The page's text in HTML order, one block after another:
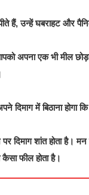
हैं, उन्‍हें घबराहट और
अपना एक भी मील
में बिठाना होगा
दिमाग शांत होता है।
फील होता है।